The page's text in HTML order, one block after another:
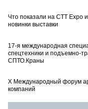
Что показали на CTT Expo
новинки выставки
17-я международная
спецтехники и подъемно-
СПТО.Краны
X Международный форум
компаний